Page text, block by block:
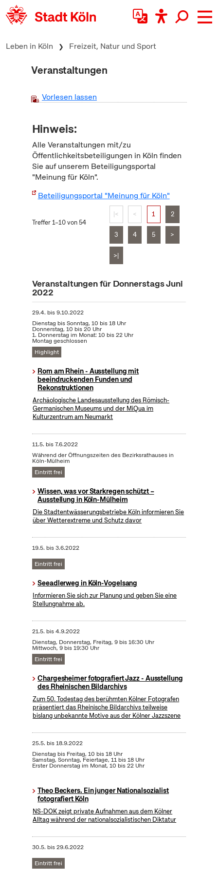
zum Inhalt springen
Leben in Köln Freizeit, Natur und Sport
Veranstaltungen
Vorlesen lassen
Hinweis:
Alle Veranstaltungen mit/zu
Öffentlichkeitsbeteiligungen in Köln finden
Sie auf unserem Beteiligungsportal
"Meinung für Köln".
Beteiligungsportal "Meinung für Köln"
Treffer 1–10 von 54
|< < 1 2
3 4 5 >
>|
Veranstaltungen für Donnerstags Juni
2022
29.4. bis9.10.2022
Dienstag bis Sonntag, 10 bis 18 Uhr
Donnerstag, 10 bis 20 Uhr
1. Donnerstag im Monat: 10 bis 22 Uhr
Montag geschlossen
Highlight
Rom am Rhein - Ausstellung mit
beeindruckenden Funden und
Rekonstruktionen
Archäologische Landesausstellung des Römisch-
Germanischen Museums und der MiQua im
Kulturzentrum am Neumarkt
11.5. bis7.6.2022
Während der Öffnungszeiten des Bezirksrathauses in
Köln-Mülheim
Eintritt frei
Wissen, was vor Starkregen schützt –
Ausstellung in Köln-Mülheim
Die Stadtentwässerungsbetriebe Köln informieren Sie
über Wetterextreme und Schutz davor
19.5. bis3.6.2022
Eintritt frei
Seeadlerweg in Köln-Vogelsang
Informieren Sie sich zur Planung und geben Sie eine
Stellungnahme ab.
21.5. bis4.9.2022
Dienstag, Donnerstag, Freitag, 9 bis 16:30 Uhr
Mittwoch, 9 bis 19:30 Uhr
Eintritt frei
Chargesheimer fotografiert Jazz - Ausstellung
des Rheinischen Bildarchivs
Zum 50. Todestag des berühmten Kölner Fotografen
präsentiert das Rheinische Bildarchivs teilweise
bislang unbekannte Motive aus der Kölner Jazzszene
25.5. bis18.9.2022
Dienstag bis Freitag, 10 bis 18 Uhr
Samstag, Sonntag, Feiertage, 11 bis 18 Uhr
Erster Donnerstag im Monat, 10 bis 22 Uhr
Theo Beckers. Ein junger Nationalsozialist
fotografiert Köln
NS-DOK zeigt private Aufnahmen aus dem Kölner
Alltag während der nationalsozialistischen Diktatur
30.5. bis29.6.2022
Eintritt frei